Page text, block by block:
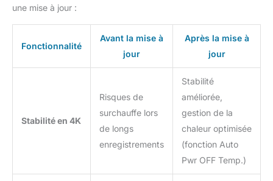
une mise à jour :
Fonctionnalité
Avant la mise à
jour
Après la mise à
jour
Stabilité en 4K
Risques de
surchauffe lors
de longs
enregistrements
Stabilité
améliorée,
gestion de la
chaleur optimisée
(fonction Auto
Pwr OFF Temp.)